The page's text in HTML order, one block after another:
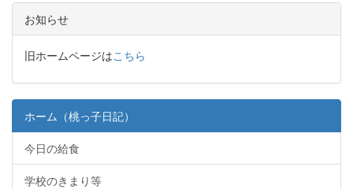
お知らせ
旧ホームページはこちら
ホーム（桃っ子日記）
今日の給食
学校のきまり等